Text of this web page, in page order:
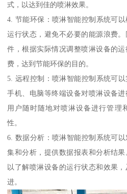
式，以达到佳的喷淋效果。
4. 节能环保：喷淋智能控制系统可
运行状态，避免不必要的能源浪费
件，根据实际情况调整喷淋设备的
费，达到节能环保的目的。
5. 远程控制：喷淋智能控制系统可
手机、电脑等终端设备对喷淋设备
用户随时随地对喷淋设备进行管理
性。
6. 数据分析：喷淋智能控制系统可
集和分析，提供数据报表和分析结
以了解喷淋设备的运行状态和效果
进。